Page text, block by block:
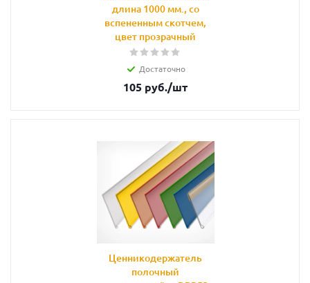
длина 1000 мм., со
вспененным скотчем,
цвет прозрачный
Достаточно
105 руб./шт
Ценникодержатель
полочный